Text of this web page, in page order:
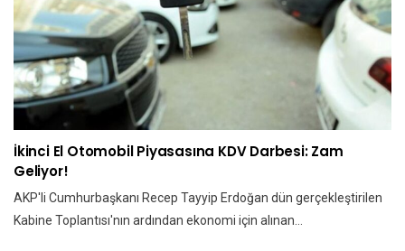
İkinci El Otomobil Piyasasına KDV Darbesi: Zam
Geliyor!
AKP'li Cumhurbaşkanı Recep Tayyip Erdoğan dün gerçekleştirilen
Kabine Toplantısı'nın ardından ekonomi için alınan…